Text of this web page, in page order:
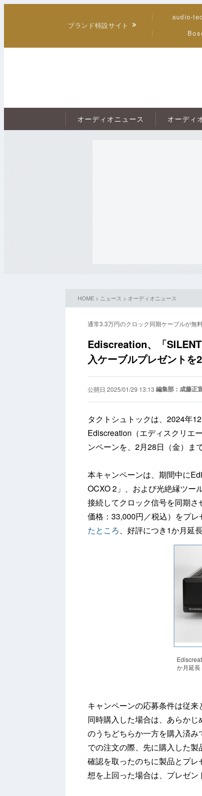
ブランド特設サイト
audio-
オーディオニュース オーディ
HOME > ニュース > オーディオニュース
通常3.3万円のクロック同期ケーブルが無
Ediscreation、「
入ケーブルプレゼントを
公開日 2025/01/29 13:13 編集部：成藤正
タクトシュトックは、2024年
Ediscreation（エディスクリエ
ンペーンを、2月28日（金）ま
本キャンペーンは、期間中に
OCXO 2」、および光絶縁ツー
接続してクロック信号を同期
価格：33,000円／税込）をプ
たところ 、好評につき1か月延
か月延長
キャンペーンの応募条件は従
同時購入した場合は、あらか
のうちどちらか一方を購入済
での注文の際、先に購入した
確認を取ったのちに製品とプ
想を上回った場合は、プレゼン